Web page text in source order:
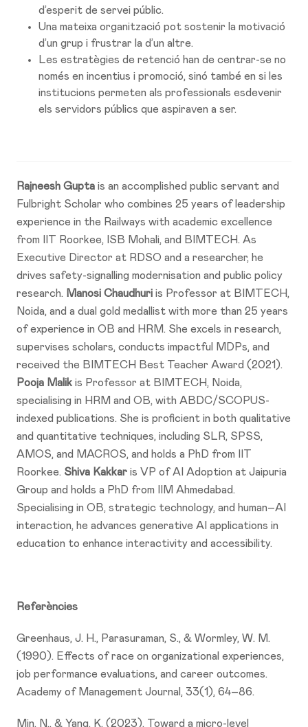
d’esperit de servei públic.
Una mateixa organització pot sostenir la motivació
d’un grup i frustrar la d’un altre.
Les estratègies de retenció han de centrar-se no
només en incentius i promoció, sinó també en si les
institucions permeten als professionals esdevenir
els servidors públics que aspiraven a ser.
Rajneesh Gupta is an accomplished public servant and
Fulbright Scholar who combines 25 years of leadership
experience in the Railways with academic excellence
from IIT Roorkee, ISB Mohali, and BIMTECH. As
Executive Director at RDSO and a researcher, he
drives safety-signalling modernisation and public policy
research. Manosi Chaudhuri is Professor at BIMTECH,
Noida, and a dual gold medallist with more than 25 years
of experience in OB and HRM. She excels in research,
supervises scholars, conducts impactful MDPs, and
received the BIMTECH Best Teacher Award (2021).
Pooja Malik is Professor at BIMTECH, Noida,
specialising in HRM and OB, with ABDC/SCOPUS-
indexed publications. She is proficient in both qualitative
and quantitative techniques, including SLR, SPSS,
AMOS, and MACROS, and holds a PhD from IIT
Roorkee. Shiva Kakkar is VP of AI Adoption at Jaipuria
Group and holds a PhD from IIM Ahmedabad.
Specialising in OB, strategic technology, and human–AI
interaction, he advances generative AI applications in
education to enhance interactivity and accessibility.
Referències
Greenhaus, J. H., Parasuraman, S., & Wormley, W. M.
(1990). Effects of race on organizational experiences,
job performance evaluations, and career outcomes.
Academy of Management Journal, 33(1), 64–86.
Min, N., & Yang, K. (2023). Toward a micro-level